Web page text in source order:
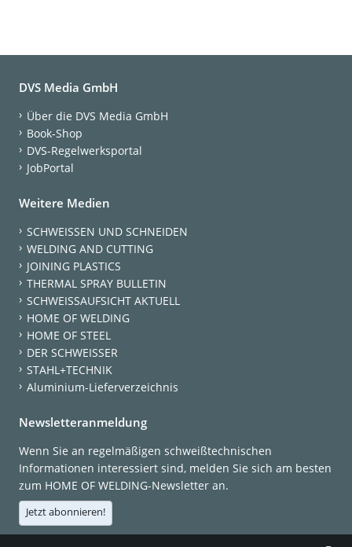
DVS Media GmbH
Über die DVS Media GmbH
Book-Shop
DVS-Regelwerksportal
JobPortal
Weitere Medien
SCHWEISSEN UND SCHNEIDEN
WELDING AND CUTTING
JOINING PLASTICS
THERMAL SPRAY BULLETIN
SCHWEISSAUFSICHT AKTUELL
HOME OF WELDING
HOME OF STEEL
DER SCHWEISSER
STAHL+TECHNIK
Aluminium-Lieferverzeichnis
Newsletteranmeldung
Wenn Sie an regelmäßigen schweißtechnischen
Informationen interessiert sind, melden Sie sich am besten
zum HOME OF WELDING-Newsletter an.
Jetzt abonnieren!